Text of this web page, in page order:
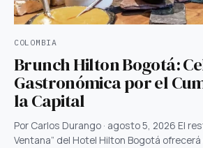
COLOMBIA
Brunch Hilton Bogotá:
Gastronómica por el
la Capital
Por Carlos Durango · agosto 5, 2026 El
Ventana” del Hotel Hilton Bogotá ofrecerá